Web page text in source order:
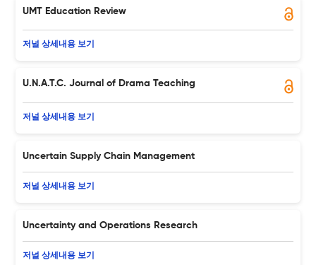
UMT Education Review
저널 상세내용 보기
U.N.A.T.C. Journal of Drama Teaching
저널 상세내용 보기
Uncertain Supply Chain Management
저널 상세내용 보기
Uncertainty and Operations Research
저널 상세내용 보기